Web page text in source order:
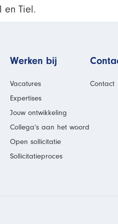
en Tiel.
Werken bij
Vacatures
Expertises
Jouw ontwikkeling
Collega’s aan het woord
Open sollicitatie
Sollicitatieproces
Contact